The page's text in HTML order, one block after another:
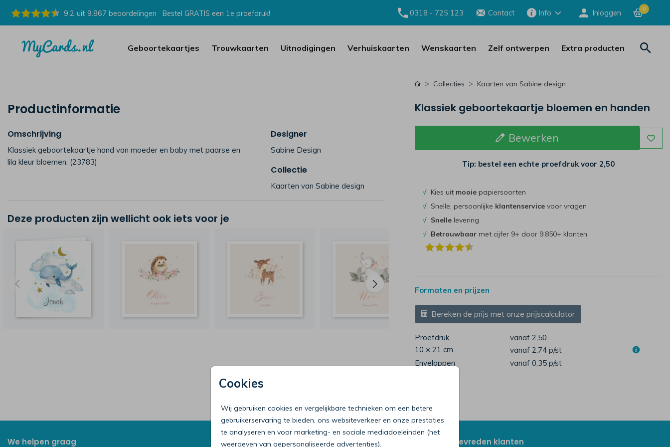
9.2 uit 9.867 beoordelingen Bestel GRATIS een 1e proefdruk! 0318 - 725 123 Contact Info Inloggen 0
Geboortekaartjes Trouwkaarten Uitnodigingen Verhuiskaarten Wenskaarten Zelf ontwerpen Extra producten
Cookies
Wij gebruiken cookies en vergelijkbare technieken om een betere
gebruikerservaring te bieden, ons websiteverkeer en onze prestaties
te analyseren en voor marketing- en sociale mediadoeleinden (het
weergeven van gepersonaliseerde advertenties).
Productinformatie
Omschrijving
Klassiek geboortekaartje hand van moeder en baby met paarse en
lila kleur bloemen. (23783)
Designer
Sabine Design
Collectie
Kaarten van Sabine design
Deze producten zijn wellicht ook iets voor je
Collecties Kaarten van Sabine design
Klassiek geboortekaartje bloemen en handen
Bewerken
Tip: bestel een echte proefdruk voor2,50
√Kies uit mooie papiersoorten
√Snelle, persoonlijke klantenservicevoor vragen
√ Snellelevering
√ Betrouwbaarmet cijfer 9+ door 9.850+ klanten
Formaten en prijzen
Bereken de prijs met onze prijscalculator
Proefdruk
vanaf 2,50
10 × 21 cm
vanaf 2,74 p/st
Enveloppen
vanaf 0,35 p/st
We helpen graag
Bel onze klantenservice
Tevreden klanten